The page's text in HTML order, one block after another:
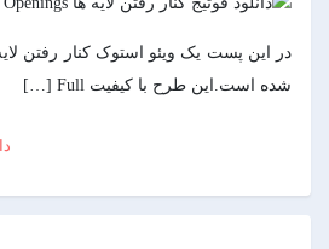
در این پست یک ویئو استوک کنار رفتن لایه
شده است.این طرح با کیفیت Full […]